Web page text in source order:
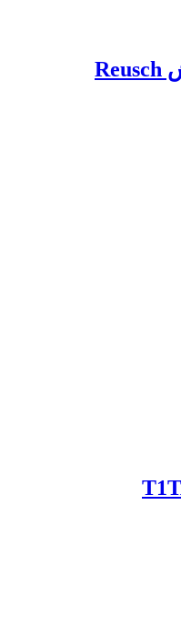
دستکش دروازه بانی راش Reusch